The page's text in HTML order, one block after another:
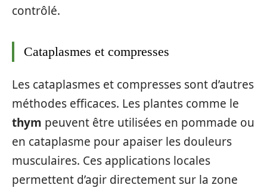
contrôlé.
Cataplasmes et compresses
Les cataplasmes et compresses sont d’autres
méthodes efficaces. Les plantes comme le
thym peuvent être utilisées en pommade ou
en cataplasme pour apaiser les douleurs
musculaires. Ces applications locales
permettent d’agir directement sur la zone